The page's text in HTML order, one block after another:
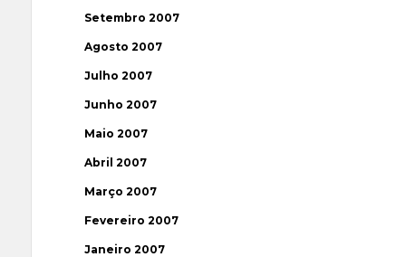
Setembro 2007
Agosto 2007
Julho 2007
Junho 2007
Maio 2007
Abril 2007
Março 2007
Fevereiro 2007
Janeiro 2007